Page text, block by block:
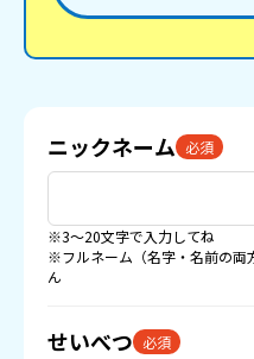
ニックネーム 必須
※3〜20文字で入力してね
※フルネーム（名字・名前の両
ん
せいべつ 必須